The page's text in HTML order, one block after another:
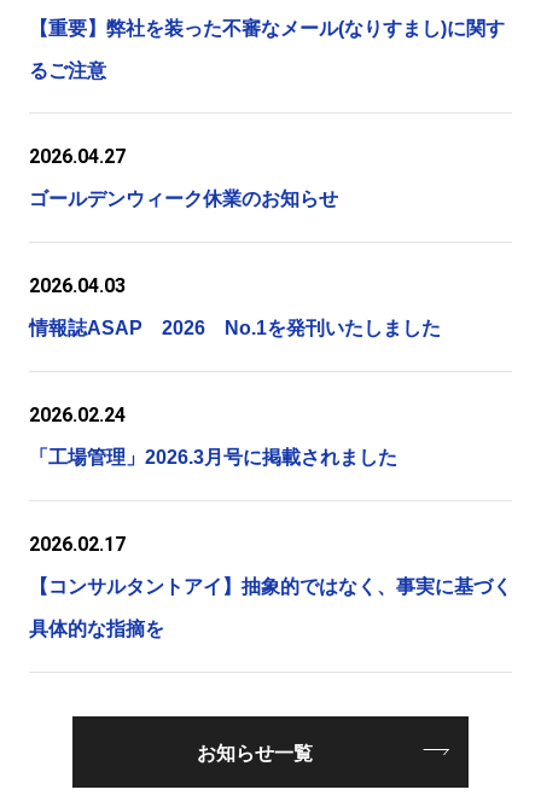
【重要】弊社を装った不審なメール(なりすまし)に関す
るご注意
2026.04.27
ゴールデンウィーク休業のお知らせ
2026.04.03
情報誌ASAP 2026 No.1を発刊いたしました
2026.02.24
「工場管理」2026.3月号に掲載されました
2026.02.17
【コンサルタントアイ】抽象的ではなく、事実に基づく
具体的な指摘を
お知らせ一覧